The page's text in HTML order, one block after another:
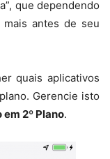
que dependendo
antes de seu
quais aplicativos
Gerencie isto
2º Plano.